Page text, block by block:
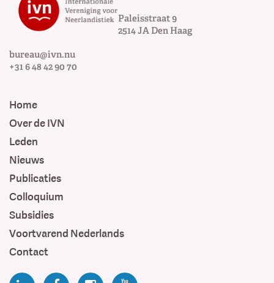
Paleisstraat 9
2514 JADen Haag
bureau@ivn.nu
+31 6 48 42 90 70
Home
Over de IVN
Leden
Nieuws
Publicaties
Colloquium
Subsidies
Voortvarend Nederlands
Contact